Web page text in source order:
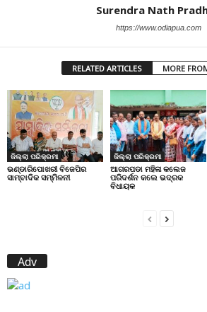
Surendra Nath
https://www.odiapua.com
RELATED ARTICLES MORE
ଜିଲ୍ଲା ପରିକ୍ରମା
ଭଣ୍ଡାରିପୋଖରୀ ବିଜେପିର
ସାମ୍ବାଦିକ ସମ୍ମିଳନୀ
ଜିଲ୍ଲା ପରିକ୍ରମା
ଆଗରପଡା ମହିଳା କଲେଜ
ପରିଦର୍ଶନ କଲେ ଭଦ୍ରକ
ବିଧାୟକ
Adv